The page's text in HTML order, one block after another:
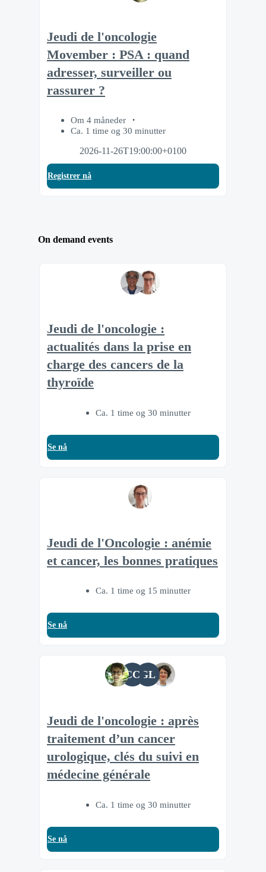
Jeudi de l'oncologie
Movember : PSA : quand
adresser, surveiller ou
rassurer ?
Om 4 måneder
Ca. 1 time og 30 minutter
2026-11-26T19:00:00+0100
Registrer nå
On demand events
Jeudi de l'oncologie :
actualités dans la prise en
charge des cancers de la
thyroïde
Ca. 1 time og 30 minutter
Se nå
Jeudi de l'Oncologie : anémie
et cancer, les bonnes pratiques
Ca. 1 time og 15 minutter
Se nå
CC GL
Jeudi de l'oncologie : après
traitement d’un cancer
urologique, clés du suivi en
médecine générale
Ca. 1 time og 30 minutter
Se nå